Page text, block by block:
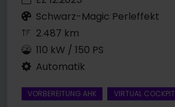
Schwarz-Magic Perleffekt
2.487 km
110 kW / 150 PS
Automatik
VORBEREITUNG AHK VIRTUAL COCKPIT